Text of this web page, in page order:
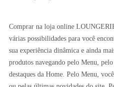
Comprar na loja online
várias possibilidades para você
sua experiência dinâmica e ainda
produtos navegando pelo Menu,
destaques da Home. Pelo Menu,